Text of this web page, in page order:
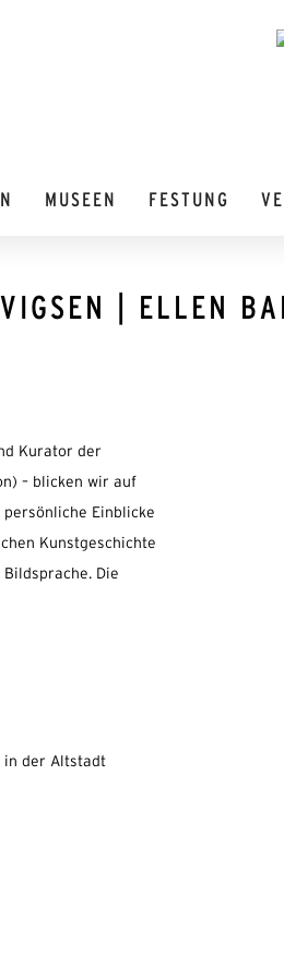
MUSEEN FESTUNG
| ELLEN
Kurator der
– blicken wir auf
Einblicke
Kunstgeschichte
Die
in der Altstadt